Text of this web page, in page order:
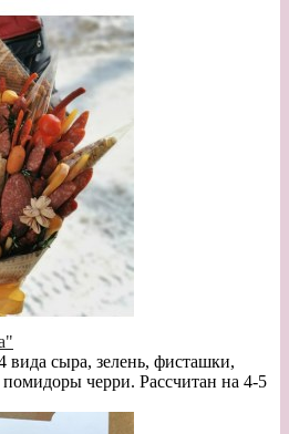
вида сыра, зелень, фисташки,
черри. Рассчитан на 4-5